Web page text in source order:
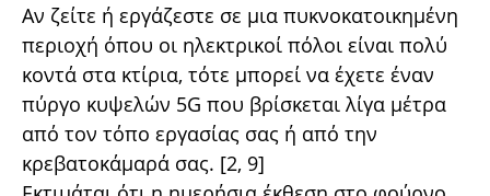
Αν ζείτε ή εργάζεστε σε μια πυκνοκατοικημένη
περιοχή όπου οι ηλεκτρικοί πόλοι είναι πολύ
κοντά στα κτίρια, τότε μπορεί να έχετε έναν
πύργο κυψελών 5G που βρίσκεται λίγα μέτρα
από τον τόπο εργασίας σας ή από την
κρεβατοκάμαρά σας. [2, 9]